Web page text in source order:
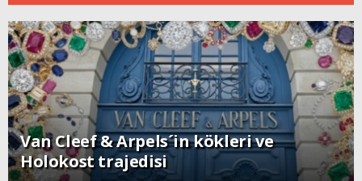
Van Cleef & Arpels´in kökleri ve
Holokost trajedisi